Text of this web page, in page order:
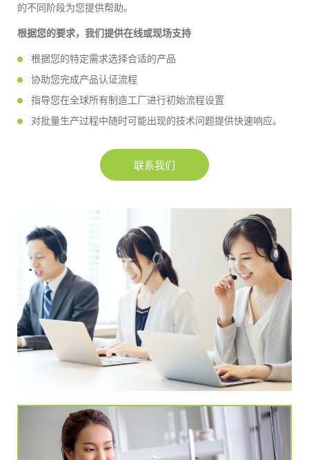
的不同阶段为您提供帮助。
根据您的要求，我们提供在线或现场支持
根据您的特定需求选择合适的产品
协助您完成产品认证流程
指导您在全球所有制造工厂进行初始流程设置
对批量生产过程中随时可能出现的技术问题提供快速响应。
联系我们